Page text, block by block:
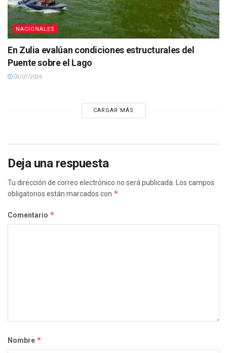
NACIONALES
En Zulia evalúan condiciones estructurales del
Puente sobre el Lago
05/07/2026
CARGAR MÁS
Deja una respuesta
Tu dirección de correo electrónico no será publicada.
Los campos
obligatorios están marcados con *
Comentario *
Nombre *